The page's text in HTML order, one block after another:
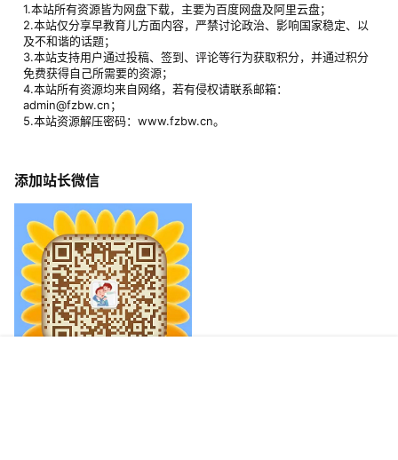
1.本站所有资源皆为网盘下载，主要为百度网盘及阿里云盘；
2.本站仅分享早教育儿方面内容，严禁讨论政治、影响国家稳定、以
及不和谐的话题；
3.本站支持用户通过投稿、签到、评论等行为获取积分，并通过积分
免费获得自己所需要的资源；
4.本站所有资源均来自网络，若有侵权请联系邮箱：
admin@fzbw.cn；
5.本站资源解压密码：www.fzbw.cn。
添加站长微信